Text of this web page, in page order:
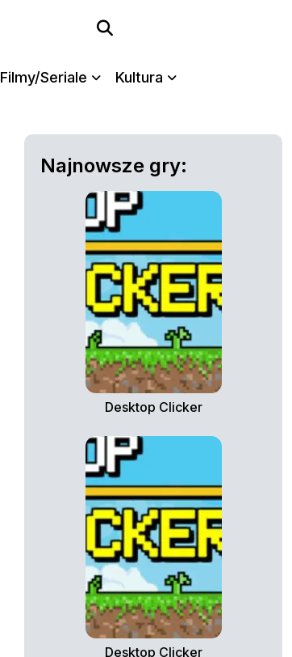
Filmy/Seriale Kultura
Najnowsze gry:
Desktop Clicker
Desktop Clicker